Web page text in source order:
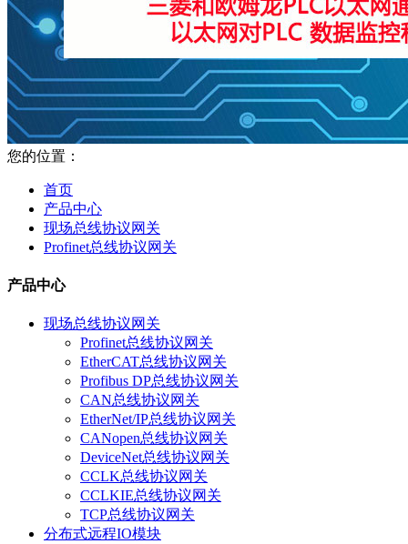
您的位置：
首页
产品中心
现场总线协议网关
Profinet总线协议网关
产品中心
现场总线协议网关
Profinet总线协议网关
EtherCAT总线协议网关
Profibus DP总线协议网关
CAN总线协议网关
EtherNet/IP总线协议网关
CANopen总线协议网关
DeviceNet总线协议网关
CCLK总线协议网关
CCLKIE总线协议网关
TCP总线协议网关
分布式远程IO模块